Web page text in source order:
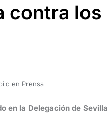
contra los
en Prensa
en la Delegación de Sevilla